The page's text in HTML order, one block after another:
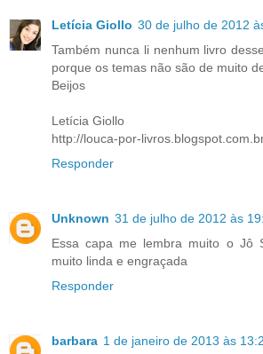
Letícia Giollo 30 de julho de 2012
Também nunca li nenhum livro
porque os temas não são de muito
Beijos
Letícia Giollo
http://louca-por-
Responder
Unknown 31 de julho de 2012 às
Essa capa me lembra muito o Jô
muito linda e engraçada
Responder
barbara 1 de janeiro de 2013 às